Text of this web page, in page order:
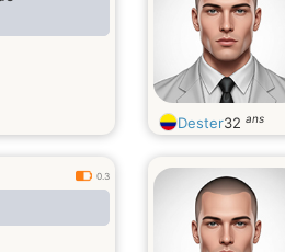
Dester32 ans
0.3